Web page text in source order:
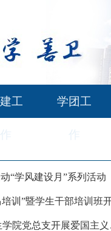
工 学团工
“学风建设月”系列活动
训”暨学生干部培训班
院党总支开展爱国主义